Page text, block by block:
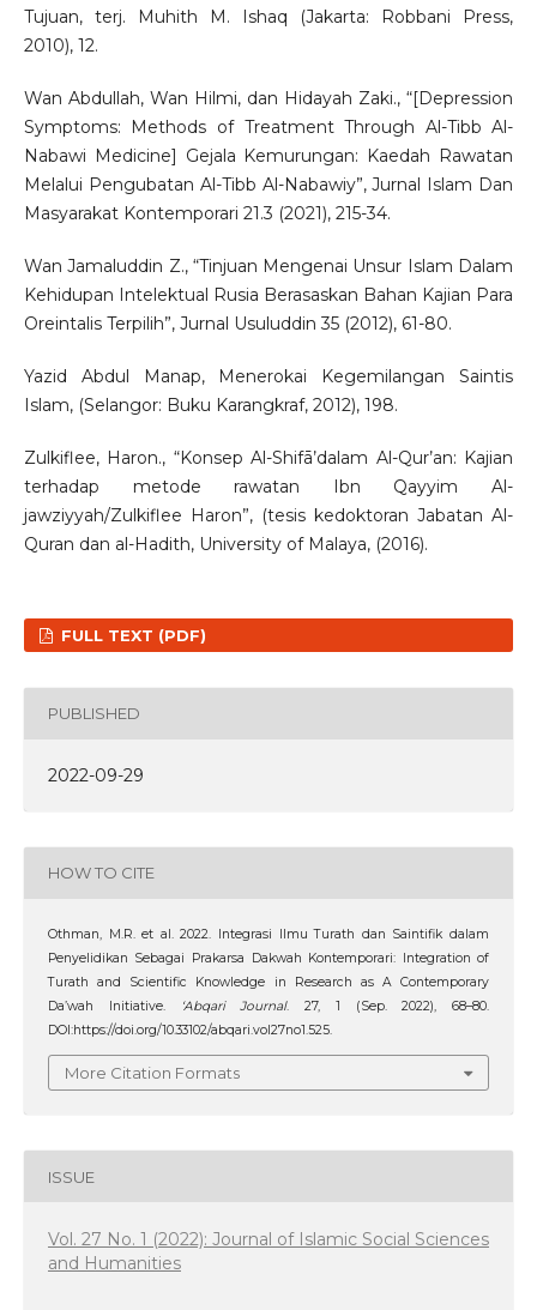
Tujuan, terj. Muhith M. Ishaq (Jakarta: Robbani Press,
2010), 12.
Wan Abdullah, Wan Hilmi, dan Hidayah Zaki., “[Depression
Symptoms: Methods of Treatment Through Al-Tibb Al-
Nabawi Medicine] Gejala Kemurungan: Kaedah Rawatan
Melalui Pengubatan Al-Tibb Al-Nabawiy”, Jurnal Islam Dan
Masyarakat Kontemporari 21.3 (2021), 215-34.
Wan Jamaluddin Z., “Tinjuan Mengenai Unsur Islam Dalam
Kehidupan Intelektual Rusia Berasaskan Bahan Kajian Para
Oreintalis Terpilih”, Jurnal Usuluddin 35 (2012), 61-80.
Yazid Abdul Manap, Menerokai Kegemilangan Saintis
Islam, (Selangor: Buku Karangkraf, 2012), 198.
Zulkiflee, Haron., “Konsep Al-Shifā’dalam Al-Qur’an: Kajian
terhadap metode rawatan Ibn Qayyim Al-
jawziyyah/Zulkiflee Haron”, (tesis kedoktoran Jabatan Al-
Quran dan al-Hadith, University of Malaya, (2016).
FULL TEXT (PDF)
PUBLISHED
2022-09-29
HOW TO CITE
Othman, M.R. et al. 2022. Integrasi Ilmu Turath dan Saintifik dalam
Penyelidikan Sebagai Prakarsa Dakwah Kontemporari: Integration of
Turath and Scientific Knowledge in Research as A Contemporary
Da’wah Initiative.
‘Abqari Journal. 27, 1 (Sep. 2022), 68–80.
DOI:https://doi.org/10.33102/abqari.vol27no1.525.
More Citation Formats
ISSUE
Vol. 27 No. 1 (2022): Journal of Islamic Social Sciences
and Humanities